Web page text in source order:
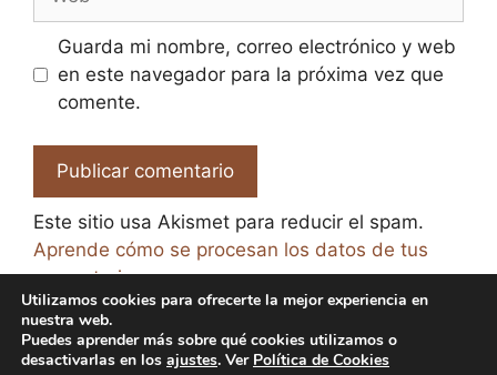
Guarda mi nombre, correo electrónico y web
en este navegador para la próxima vez que
comente.
Este sitio usa Akismet para reducir el spam.
Aprende cómo se procesan los datos de tus
comentarios.
Utilizamos cookies para ofrecerte la mejor experiencia en
nuestra web.
Puedes aprender más sobre qué cookies utilizamos o
desactivarlas en los ajustes. Ver Política de Cookies